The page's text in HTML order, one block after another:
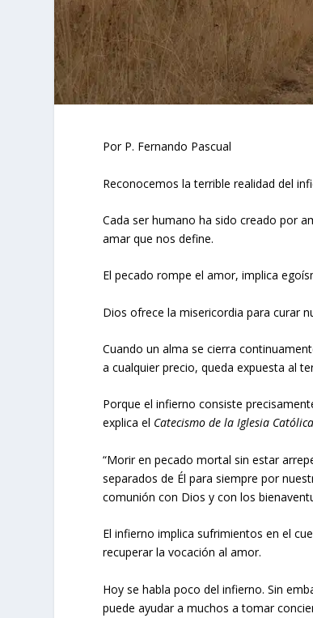
Por P. Fernando Pascual
Reconocemos la terrible realidad del
Cada ser humano ha sido creado por
amar que nos define.
El pecado rompe el amor, implica
Dios ofrece la misericordia para curar
Cuando un alma se cierra
a cualquier precio, queda expuesta al
Porque el infierno consiste
explica el Catecismo de la Iglesia Católica
“Morir en pecado mortal sin estar
separados de Él para siempre por
comunión con Dios y con los
El infierno implica sufrimientos en el
recuperar la vocación al amor.
Hoy se habla poco del infierno. Sin
puede ayudar a muchos a tomar